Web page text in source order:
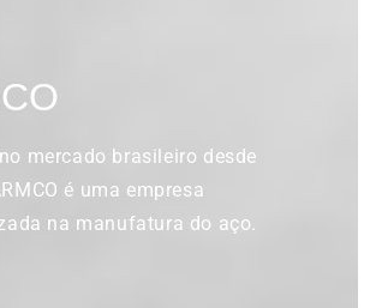
mercado brasileiro desde
é uma empresa
na manufatura do aço.